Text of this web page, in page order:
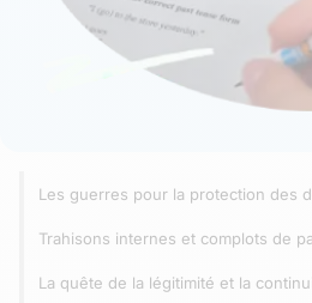
Les guerres pour la protection des
Trahisons internes et complots de
La quête de la légitimité et la